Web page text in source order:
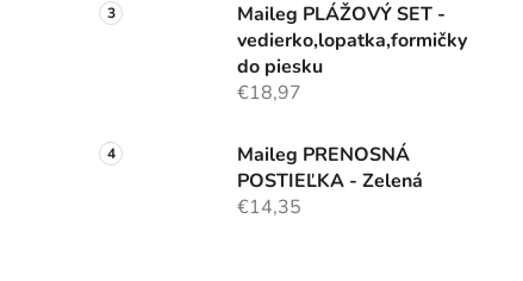
Maileg PLÁŽOVÝ SET -
vedierko,lopatka,formičky
do piesku
€18,97
Maileg PRENOSNÁ
POSTIEĽKA - Zelená
€14,35